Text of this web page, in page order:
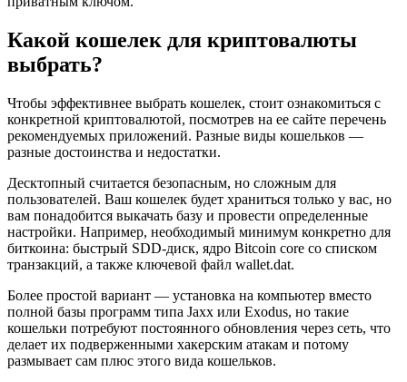
Какой кошелек для криптовалюты
выбрать?
Чтобы эффективнее выбрать кошелек, стоит ознакомиться с
конкретной криптовалютой, посмотрев на ее сайте перечень
рекомендуемых приложений. Разные виды кошельков —
разные достоинства и недостатки.
Десктопный считается безопасным, но сложным для
пользователей. Ваш кошелек будет храниться только у вас, но
вам понадобится выкачать базу и провести определенные
настройки. Например, необходимый минимум конкретно для
биткоина: быстрый SDD-диск, ядро Bitcoin core со списком
транзакций, а также ключевой файл wallet.dat.
Более простой вариант — установка на компьютер вместо
полной базы программ типа Jaxx или Exodus, но такие
кошельки потребуют постоянного обновления через сеть, что
делает их подверженными хакерским атакам и потому
размывает сам плюс этого вида кошельков.